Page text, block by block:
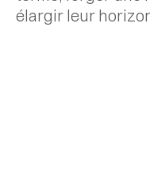
notre
comment
élargir leur